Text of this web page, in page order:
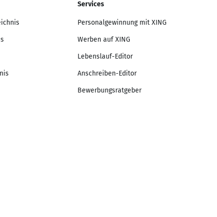
Services
Personalgewinnung mit XING
Werben auf XING
Lebenslauf-Editor
Anschreiben-Editor
Bewerbungsratgeber